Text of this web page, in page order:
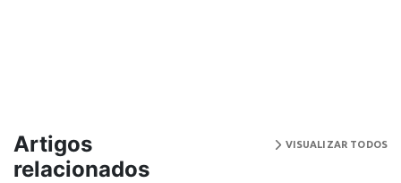
Artigos
relacionados
VISUALIZAR TODOS